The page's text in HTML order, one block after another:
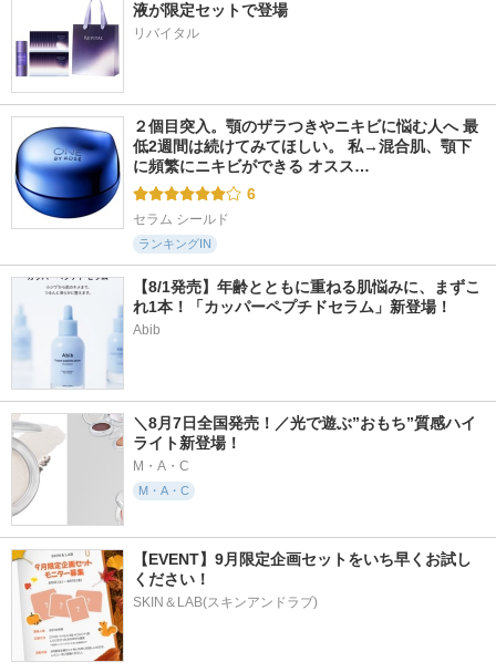
4.8
481件
パーフェクトUV ブ
ー
アネッサ
コスメデコルテ
ケイト
液が限定セットで登場
リバイタル
２個目突入。顎のザラつきやニキビに悩む人へ 最
低2週間は続けてみてほしい。 私→混合肌、顎下
に頻繁にニキビができる オスス…
6
セラム シールド
ランキングIN
【8/1発売】年齢とともに重ねる肌悩みに、まずこ
れ1本！「カッパーペプチドセラム」新登場！
Abib
＼8月7日全国発売！／光で遊ぶ”おもち”質感ハイ
ライト新登場！
M・A・C
M・A・C
【EVENT】9月限定企画セットをいち早くお試し
ください！
SKIN＆LAB(スキンアンドラブ)